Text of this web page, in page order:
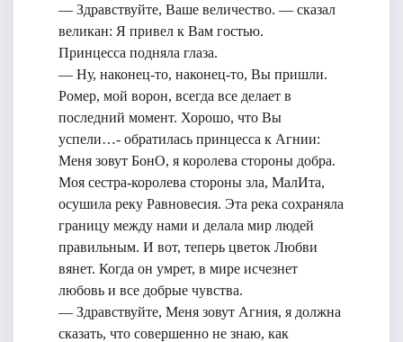
— Здравствуйте, Ваше величество. — сказал
великан: Я привел к Вам гостью.
Принцесса подняла глаза.
— Ну, наконец-то, наконец-то, Вы пришли.
Ромер, мой ворон, всегда все делает в
последний момент. Хорошо, что Вы
успели…- обратилась принцесса к Агнии:
Меня зовут БонО, я королева стороны добра.
Моя сестра-королева стороны зла, МалИта,
осушила реку Равновесия. Эта река сохраняла
границу между нами и делала мир людей
правильным. И вот, теперь цветок Любви
вянет. Когда он умрет, в мире исчезнет
любовь и все добрые чувства.
— Здравствуйте, Меня зовут Агния, я должна
сказать, что совершенно не знаю, как